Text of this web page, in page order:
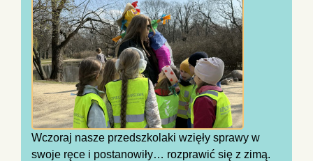
Wczoraj nasze przedszkolaki wzięły sprawy w
swoje ręce i postanowiły… rozprawić się z zimą.